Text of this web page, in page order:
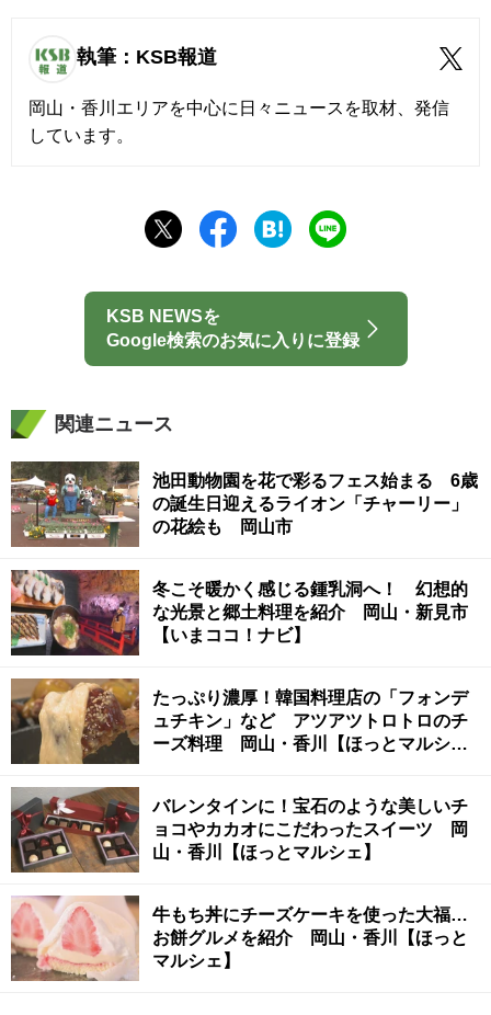
執筆：KSB報道
岡山・香川エリアを中心に日々ニュースを取材、発信
しています。
KSB NEWSを
Google検索のお気に入りに登録
関連ニュース
池田動物園を花で彩るフェス始まる 6歳
の誕生日迎えるライオン「チャーリー」
の花絵も 岡山市
冬こそ暖かく感じる鍾乳洞へ！ 幻想的
な光景と郷土料理を紹介 岡山・新見市
【いまココ！ナビ】
たっぷり濃厚！韓国料理店の「フォンデ
ュチキン」など アツアツトロトロのチ
ーズ料理 岡山・香川【ほっとマルシ
バレンタインに！宝石のような美しいチ
ョコやカカオにこだわったスイーツ 岡
山・香川【ほっとマルシェ】
牛もち丼にチーズケーキを使った大福…
お餅グルメを紹介 岡山・香川【ほっと
マルシェ】